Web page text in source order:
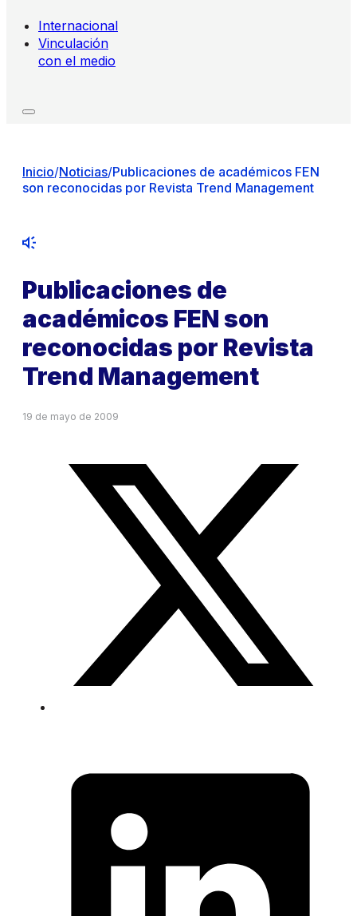
Internacional
Vinculación
con el medio
Inicio/Noticias/Publicaciones de académicos FEN
son reconocidas por Revista Trend Management
Publicaciones de
académicos FEN son
reconocidas por Revista
Trend Management
19 de mayo de 2009